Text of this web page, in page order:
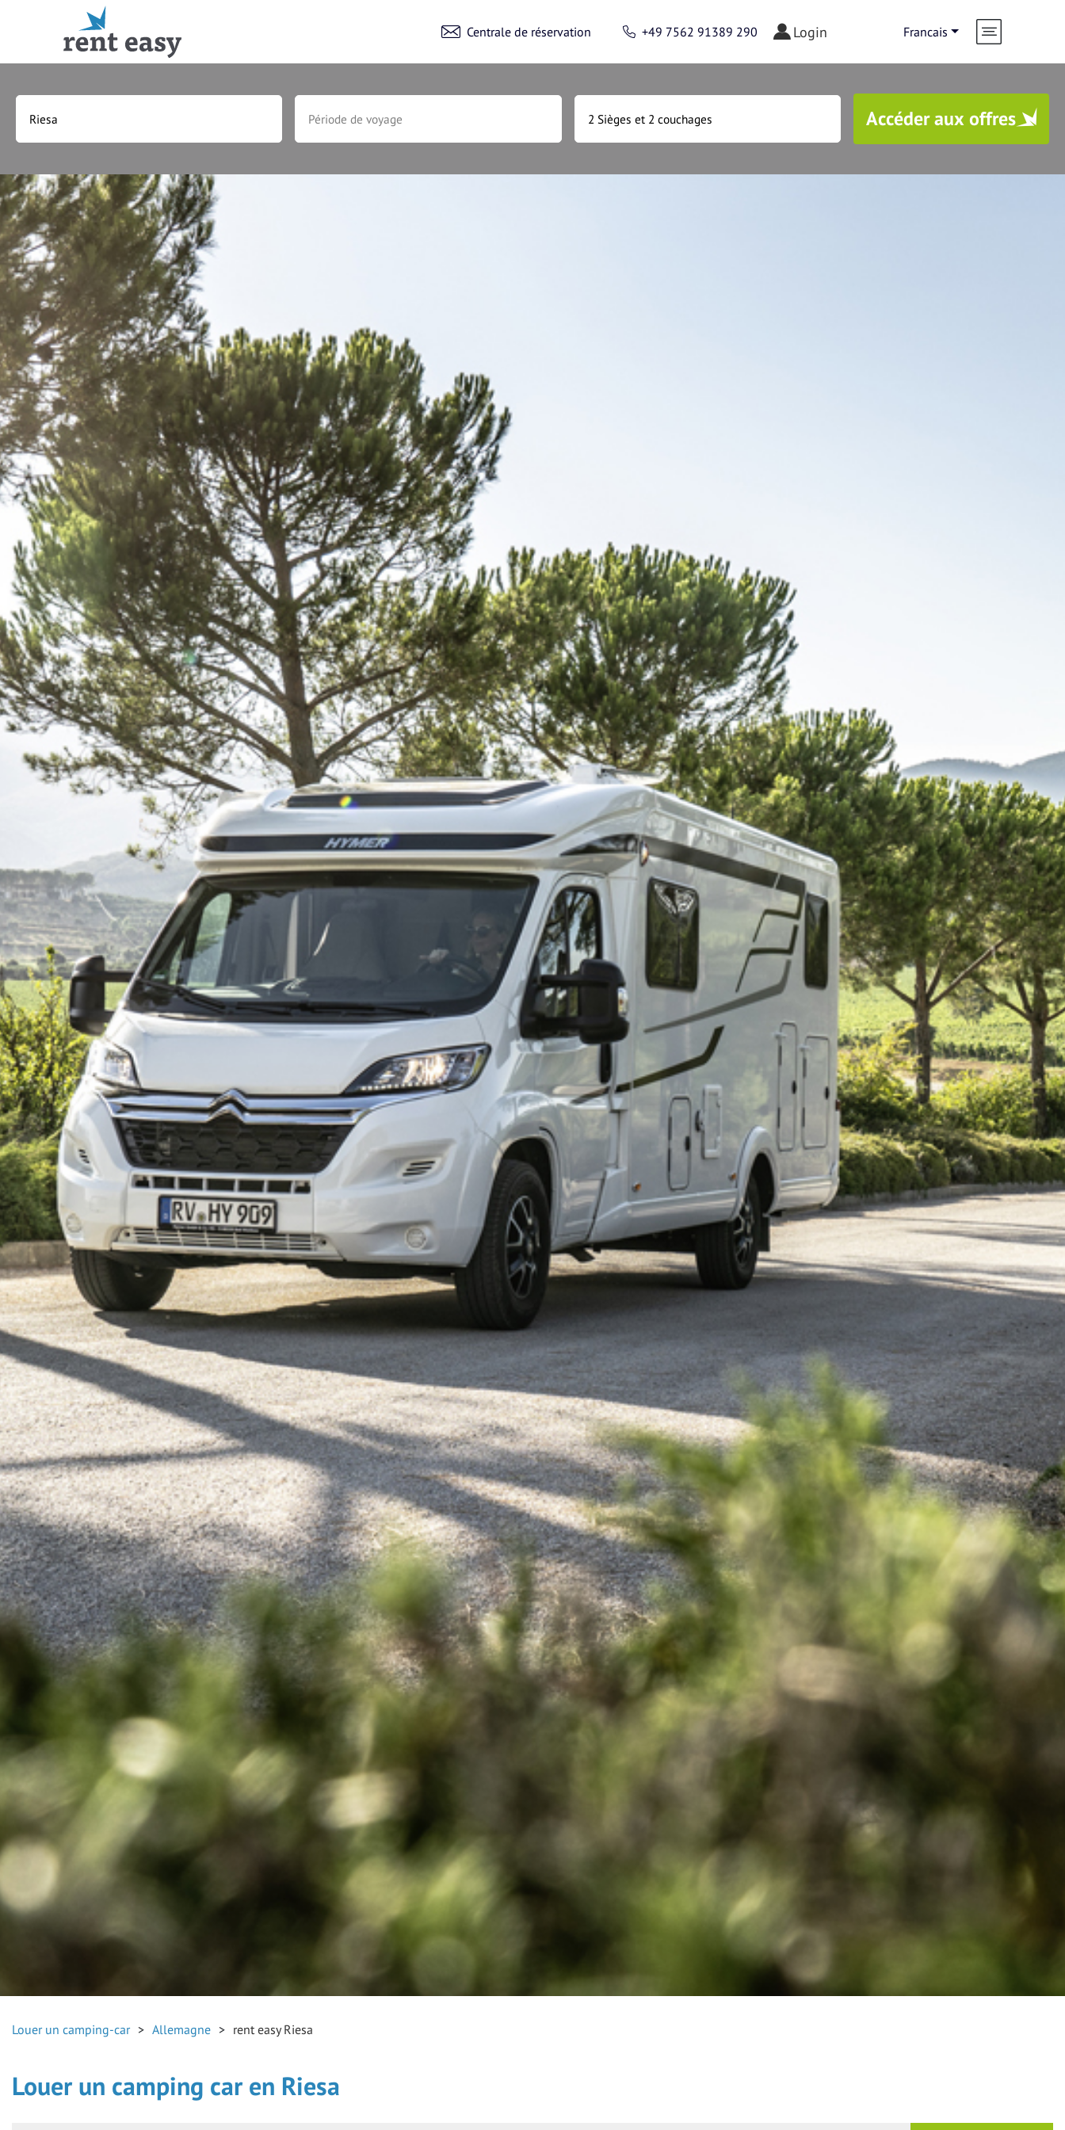
Centrale de réservation +49 7562 91389 290 Login Francais
OFFRES SPÉCIALES
OFFRES DE DERNIÈRE MINUTE
CAMPING-CARS ET FOURGONS AMÉNAGÉS
PAYS
VIDÉOS
Recherchez
FAQ
AIDE ET INFORMATIONS
Au sujet de rent easy
Online Check in
Partenaires commerciaux
Contact
Protection de vos données personnelles
Mentions légales
CGV
FAQ
Accéder aux offres
Louer un camping-car Allemagne rent easy Riesa
Louer un camping car en Riesa